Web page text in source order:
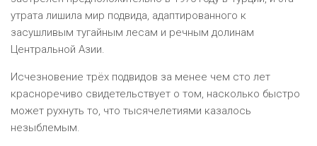
утрата лишила мир подвида, адаптированного к
засушливым тугайным лесам и речным долинам
Центральной Азии.
Исчезновение трёх подвидов за менее чем сто лет
красноречиво свидетельствует о том, насколько быстро
может рухнуть то, что тысячелетиями казалось
незыблемым.